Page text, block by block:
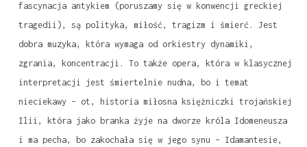
fascynacja antykiem (poruszamy się w konwencji greckiej
tragedii), są polityka, miłość, tragizm i śmierć. Jest
dobra muzyka, która wymaga od orkiestry dynamiki,
zgrania, koncentracji. To także opera, która w klasycznej
interpretacji jest śmiertelnie nudna, bo i temat
nieciekawy – ot, historia miłosna księżniczki trojańskiej
Ilii, która jako branka żyje na dworze króla Idomeneusza
i ma pecha, bo zakochała się w jego synu – Idamantesie,